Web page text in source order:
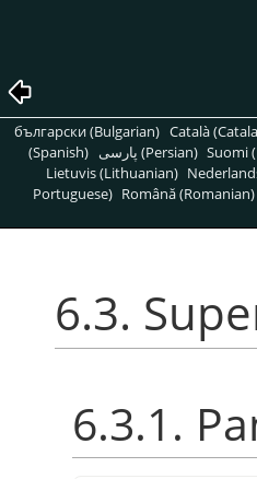
български (Bulgarian) Català
(Spanish)
پارسی (Persian) Suomi
Lietuvis (Lithuanian)
Portuguese) Română (Romanian)
6.3.
6.3.1.